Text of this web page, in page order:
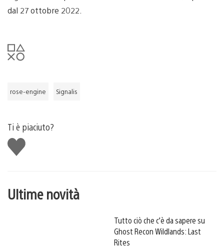
dal 27 ottobre 2022.
rose-engine Signalis
Ti è piaciuto?
Mi
piace
Ultime novità
Tutto ciò che c’è da sapere su
Ghost Recon Wildlands: Last
Rites